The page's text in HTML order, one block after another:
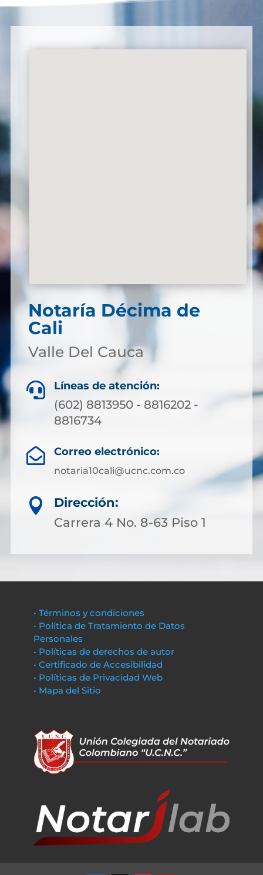
Notaría Décima de
Cali
Valle Del Cauca
 Líneas de atención:
(602) 8813950 - 8816202 -
8816734
 Correo electrónico:
notaria10cali@ucnc.com.co

Dirección:
Carrera 4 No. 8-63 Piso 1
• Términos y condiciones
• Política de Tratamiento de Datos
Personales
• Políticas de derechos de autor
• Certificado de Accesibilidad
• Políticas de Privacidad Web
• Mapa del Sitio